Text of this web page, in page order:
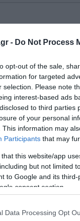
- Do Not Process
opt-out of the sale,
for targeted
selection. Please note
interest-based ads
to third parties
of your personal
This information may
Participants that may
that this website/app
but not limited
to Google and its
consent section.
Data Processing Opt
είναι
λιμάνια της Ικαρίας.
δημοτικής
δημοτικής
της